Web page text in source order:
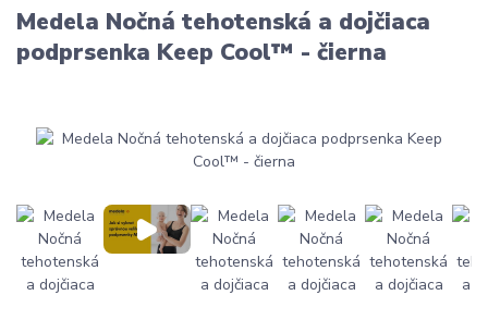
Medela Nočná tehotenská a dojčiaca
podprsenka Keep Cool™ - čierna